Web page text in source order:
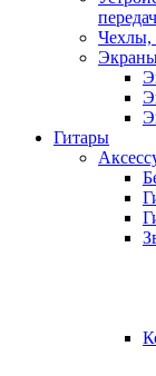
Чехлы,
Гитары